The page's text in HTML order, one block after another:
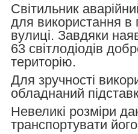
Світильник
для використання в
вулиці. Завдяки
63 світлодіодів
територію.
Для зручності
обладнаний
Невеликі розміри
транспортувати